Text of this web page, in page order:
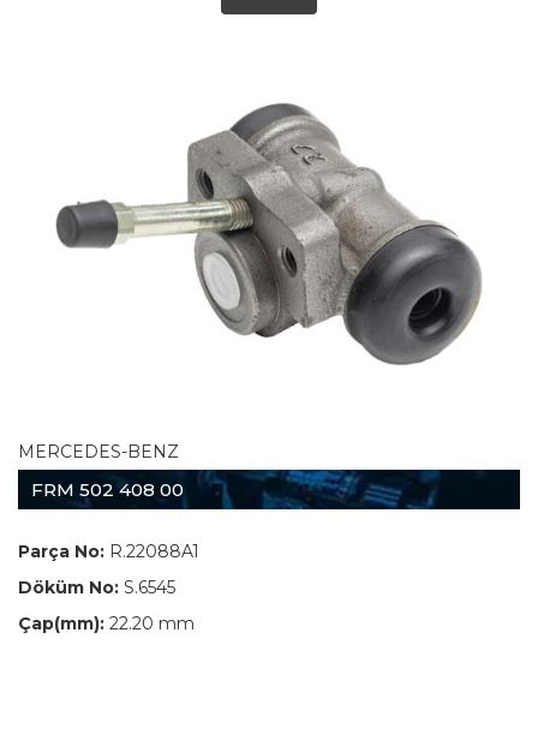
MERCEDES-BENZ
FRM 502 408 00
Parça No: R.22088A1
Döküm No: S.6545
Çap(mm): 22.20 mm